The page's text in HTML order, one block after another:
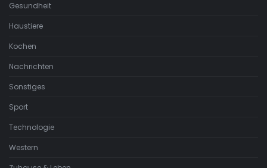
Gesundheit
Haustiere
Kochen
Nachrichten
Sonstiges
Sport
Technologie
Western